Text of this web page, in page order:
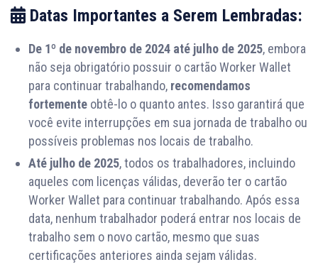
Datas Importantes a Serem Lembradas:
De 1º de novembro de 2024 até julho de 2025, embora
não seja obrigatório possuir o cartão Worker Wallet
para continuar trabalhando, recomendamos
fortemente obtê-lo o quanto antes. Isso garantirá que
você evite interrupções em sua jornada de trabalho ou
possíveis problemas nos locais de trabalho.
Até julho de 2025, todos os trabalhadores, incluindo
aqueles com licenças válidas, deverão ter o cartão
Worker Wallet para continuar trabalhando. Após essa
data, nenhum trabalhador poderá entrar nos locais de
trabalho sem o novo cartão, mesmo que suas
certificações anteriores ainda sejam válidas.